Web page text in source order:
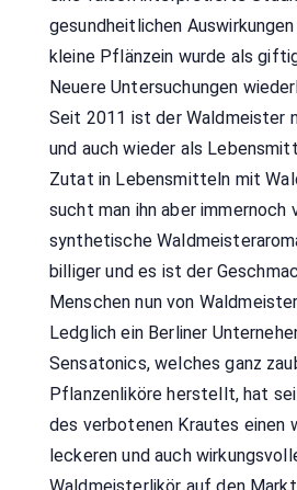
gesundheitlichen
kleine Pflänzein wurde als
Neuere Untersuchungen
Seit 2011 ist der Waldmeister
und auch wieder als
Zutat in Lebensmitteln mit
sucht man ihn aber immernoch
synthetische
billiger und es ist der
Menschen nun von
Ledglich ein Berliner
Sensatonics, welches ganz
Pflanzenliköre herstellt, hat
des verbotenen Krautes einen
leckeren und auch
Waldmeisterlikör auf den